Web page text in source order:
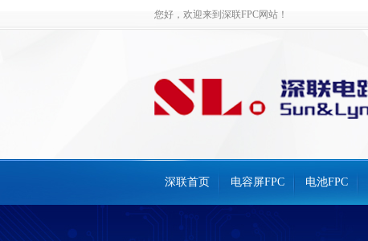
您好，欢迎来到深联FPC网站！
深联首页 电容屏FPC 电池FPC